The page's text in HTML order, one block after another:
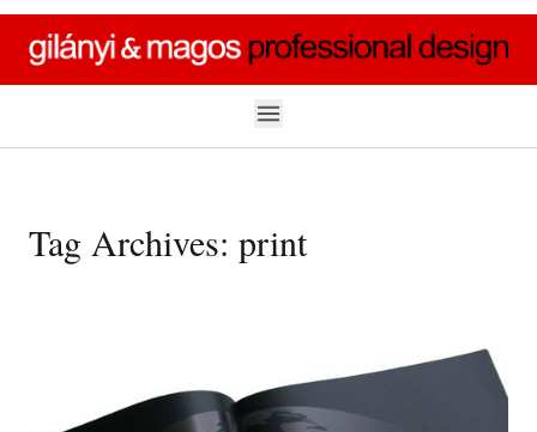
Skip to content
Tag Archives: print